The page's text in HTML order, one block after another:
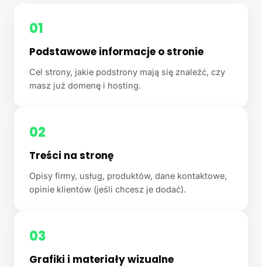
01
Podstawowe informacje o stronie
Cel strony, jakie podstrony mają się znaleźć, czy
masz już domenę i hosting.
02
Treści na stronę
Opisy firmy, usług, produktów, dane kontaktowe,
opinie klientów (jeśli chcesz je dodać).
03
Grafiki i materiały wizualne